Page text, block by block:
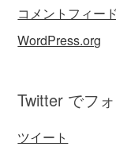
コメントフィード
WordPress.org
Twitter でフ
ツイート